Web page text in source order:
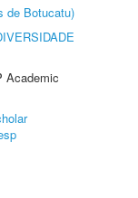
de Botucatu)
Academic